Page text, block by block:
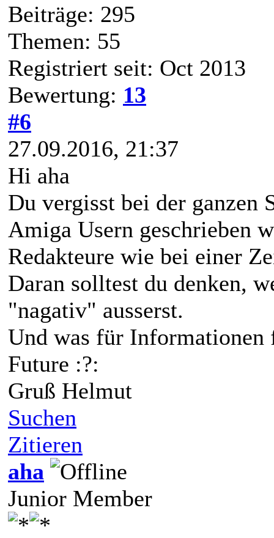
Beiträge: 295
Themen: 55
Registriert seit: Oct 2013
Bewertung: 13
#6
27.09.2016, 21:37
Hi aha
Du vergisst bei der ganzen
Amiga Usern geschrieben
Redakteure wie bei einer
Daran solltest du denken,
"nagativ" ausserst.
Und was für
Future :?:
Gruß Helmut
Suchen
Zitieren
aha
Junior Member